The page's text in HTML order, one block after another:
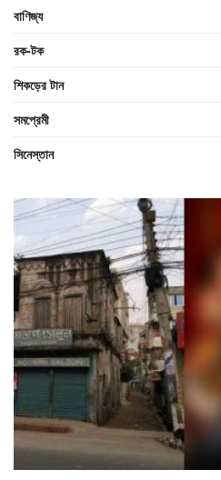
বাণিজ্য
রক-টক
শিকড়ের টান
সমপ্রেমী
সিনেস্তান